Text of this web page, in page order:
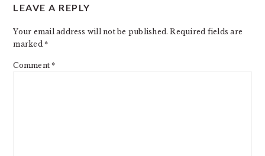
INTERACTIONS
LEAVE A REPLY
Your email address will not be published. Required fields are
marked*
Comment*